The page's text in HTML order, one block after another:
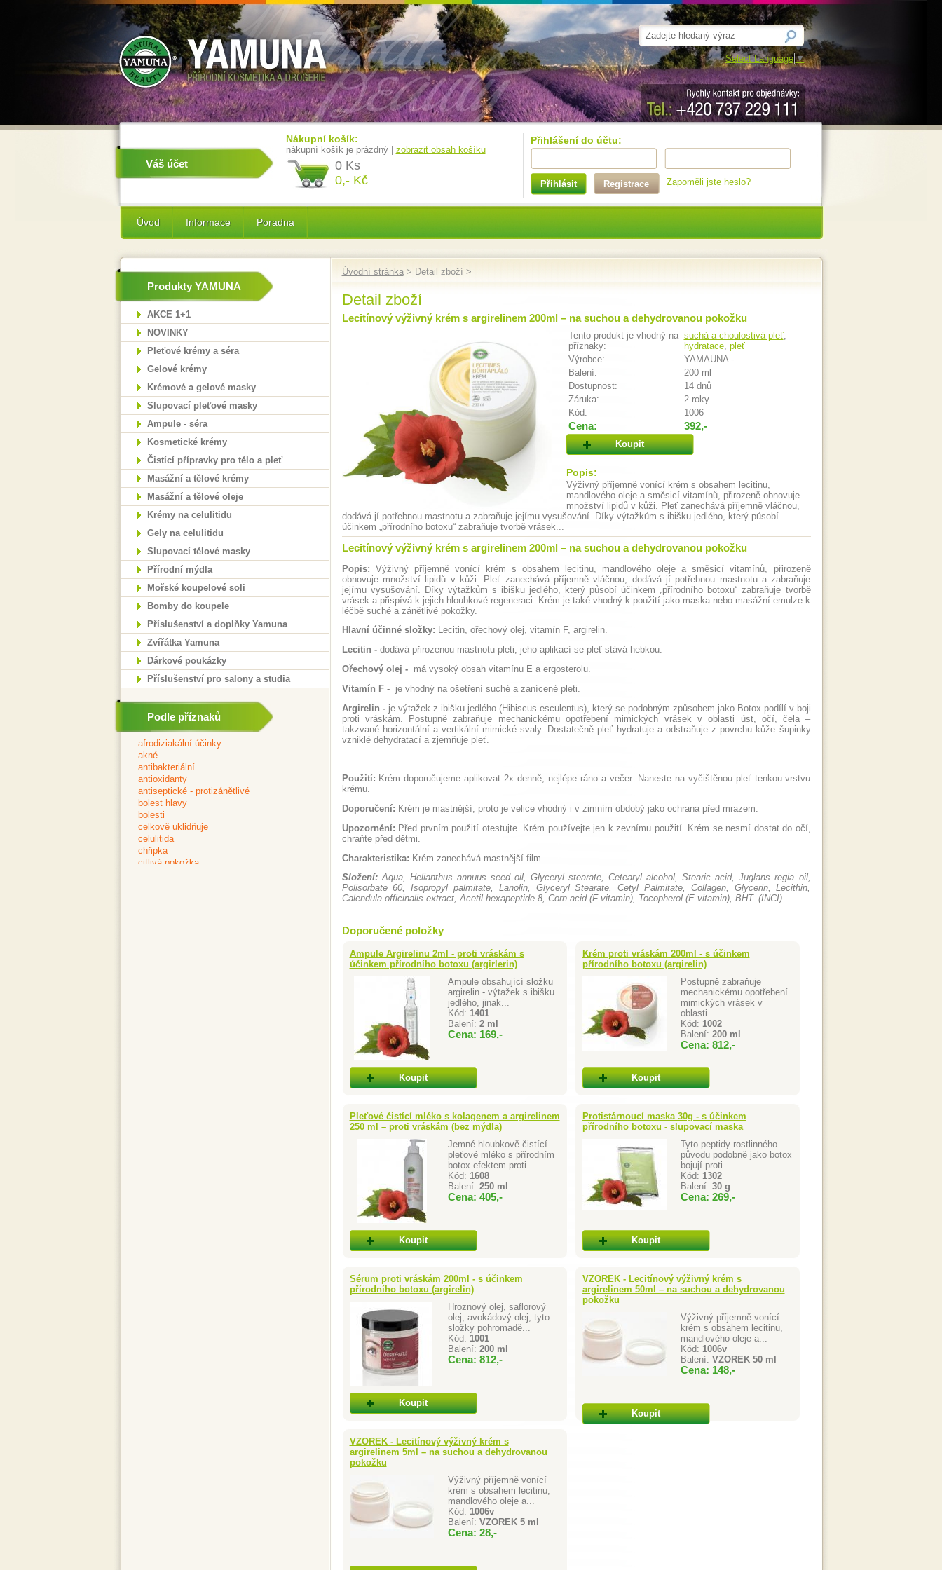
Select Language ▼
Přihlášení do účtu:
Přihlásit Registrace Zapoměli jste heslo?
Váš účet
Nákupní košík:
nákupní košík je prázdný | zobrazit obsah košíku
0 Ks
0,- Kč
Úvod Informace Poradna
Produkty YAMUNA
AKCE 1+1
NOVINKY
Pleťové krémy a séra
Gelové krémy
Krémové a gelové masky
Slupovací pleťové masky
Ampule - séra
Kosmetické krémy
Čistící přípravky pro tělo a pleť
Masážní a tělové krémy
Masážní a tělové oleje
Krémy na celulitidu
Gely na celulitidu
Slupovací tělové masky
Přírodní mýdla
Mořské koupelové soli
Bomby do koupele
Příslušenství a doplňky Yamuna
Zvířátka Yamuna
Dárkové poukázky
Příslušenství pro salony a studia
Podle příznaků
Úvodní stránka> Detail zboží >
Detail zboží
Lecitínový výživný krém s argirelinem 200ml – na suchou a dehydrovanou pokožku
Tento produkt je vhodný na
příznaky:
suchá a choulostivá pleť,
hydratace, pleť
Výrobce:
YAMAUNA -
Balení:
200 ml
Dostupnost:
14 dnů
Záruka:
2 roky
Kód:
1006
Cena: 392,-
Koupit
Popis:
Výživný příjemně vonící krém s obsahem lecitinu,
mandlového oleje a směsicí vitamínů, přirozeně obnovuje
množství lipidů v kůži. Pleť zanechává příjemně vláčnou,
dodává jí potřebnou mastnotu a zabraňuje jejímu vysušování. Díky výtažkům s ibišku jedlého, který působí
účinkem „přírodního botoxu“ zabraňuje tvorbě vrásek...
Lecitínový výživný krém s argirelinem 200ml – na suchou a dehydrovanou pokožku
Popis: Výživný příjemně vonící krém s obsahem lecitinu, mandlového oleje a směsicí vitamínů, přirozeně
obnovuje množství lipidů v kůži. Pleť zanechává příjemně vláčnou, dodává jí potřebnou mastnotu a zabraňuje
jejímu vysušování. Díky výtažkům s ibišku jedlého, který působí účinkem „přírodního botoxu“ zabraňuje tvorbě
vrásek a přispívá k jejich hloubkové regeneraci. Krém je také vhodný k použití jako maska nebo masážní emulze k
léčbě suché a zánětlivé pokožky.
Hlavní účinné složky: Lecitin, ořechový olej, vitamín F, argirelin.
Lecitin - dodává přirozenou mastnotu pleti, jeho aplikací se pleť stává hebkou.
Ořechový olej - má vysoký obsah vitamínu E a ergosterolu.
Vitamín F - je vhodný na ošetření suché a zanícené pleti.
Argirelin - je výtažek z ibišku jedlého (Hibiscus esculentus), který se podobným způsobem jako Botox podílí v boji
proti vráskám. Postupně zabraňuje mechanickému opotřebení mimických vrásek v oblasti úst, očí, čela –
takzvané horizontální a vertikální mimické svaly. Dostatečně pleť hydratuje a odstraňuje z povrchu kůže šupinky
vzniklé dehydratací a zjemňuje pleť.
Použití: Krém doporučujeme aplikovat 2x denně, nejlépe ráno a večer. Naneste na vyčištěnou pleť tenkou vrstvu
krému.
Doporučení: Krém je mastnější, proto je velice vhodný i v zimním obdobý jako ochrana před mrazem.
Upozornění: Před prvním použití otestujte. Krém používejte jen k zevnímu použití. Krém se nesmí dostat do očí,
chraňte před dětmi.
Charakteristika: Krém zanechává mastnější film.
Složení:Aqua, Helianthus annuus seed oil, Glyceryl stearate, Cetearyl alcohol, Stearic acid, Juglans regia oil,
Polisorbate 60, Isopropyl palmitate, Lanolin, Glyceryl Stearate, Cetyl Palmitate, Collagen, Glycerin, Lecithin,
Calendula officinalis extract, Acetil hexapeptide-8, Corn acid (F vitamin), Tocopherol (E vitamin), BHT. (INCI)
Doporučené položky
Ampule Argirelinu 2ml - proti vráskám s
účinkem přírodního botoxu (argirlerin)
Ampule obsahující složku
argirelin - výtažek s ibišku
jedlého, jinak...
Kód: 1401
Balení: 2 ml
Cena: 169,-
Koupit
Krém proti vráskám 200ml - s účinkem
přírodního botoxu (argirelin)
Postupně zabraňuje
mechanickému opotřebení
mimických vrásek v
oblasti...
Kód: 1002
Balení: 200 ml
Cena: 812,-
Koupit
Pleťové čistící mléko s kolagenem a argirelinem
250 ml – proti vráskám (bez mýdla)
Jemné hloubkově čistící
pleťové mléko s přírodním
botox efektem proti...
Kód: 1608
Balení: 250 ml
Cena: 405,-
Koupit
Protistárnoucí maska 30g - s účinkem
přírodního botoxu - slupovací maska
Tyto peptidy rostlinného
původu podobně jako botox
bojují proti...
Kód: 1302
Balení: 30 g
Cena: 269,-
Koupit
Sérum proti vráskám 200ml - s účinkem
přírodního botoxu (argirelin)
Hroznový olej, saflorový
olej, avokádový olej, tyto
složky pohromadě...
Kód: 1001
Balení: 200 ml
Cena: 812,-
Koupit
VZOREK - Lecitínový výživný krém s
argirelinem 50ml – na suchou a dehydrovanou
pokožku
Výživný příjemně vonící
krém s obsahem lecitinu,
mandlového oleje a...
Kód: 1006v
Balení: VZOREK 50 ml
Cena: 148,-
Koupit
VZOREK - Lecitínový výživný krém s
argirelinem 5ml – na suchou a dehydrovanou
pokožku
Výživný příjemně vonící
krém s obsahem lecitinu,
mandlového oleje a...
Kód: 1006v
Balení: VZOREK 5 ml
Cena: 28,-